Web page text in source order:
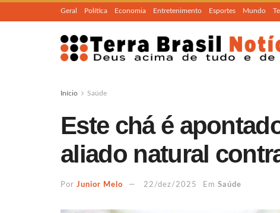
Geral Política Economia Entretenimento Esportes Mundo
Início Saúde
Este chá é
aliado natural
Por Junior Melo 22/dez/2025 Em Saúde